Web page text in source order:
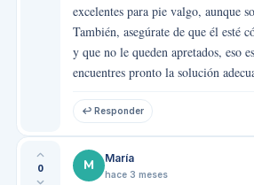
excelentes para pie valgo, aunque
También, asegúrate de que él esté
y que no le queden apretados, eso
encuentres pronto la solución
↩ Responder
0 M María
hace 3 meses